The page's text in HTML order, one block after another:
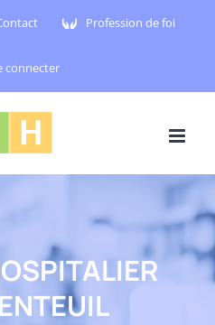
Profession de foi
connecter